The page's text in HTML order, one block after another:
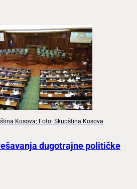
Kosova; Foto: Skupština Kosova
dugotrajne političke